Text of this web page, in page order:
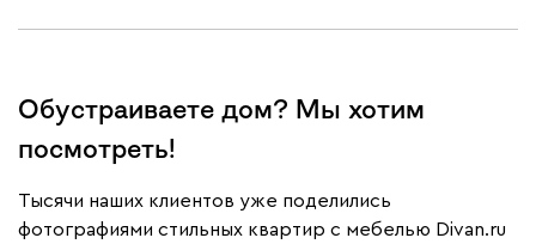
Обустраиваете дом? Мы хотим
посмотреть!
Тысячи наших клиентов уже поделились
фотографиями стильных квартир с мебелью Divan.ru